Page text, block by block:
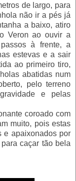
de largo, para
não ir a pés já
a baixo, atiro
Veron ao ouvir a
à frente, a
estevas e a sair
ao primeiro tiro,
abatidas num
pelo terreno
e pelas
coroado com
muito, pois estas
e apaixonados por
caçar tão bela